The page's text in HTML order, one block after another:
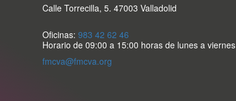
Calle Torrecilla, 5. 47003 Valladolid
Oficinas: 983 42 62 46
Horario de 09:00 a 15:00 horas de lunes a viernes
fmcva@fmcva.org